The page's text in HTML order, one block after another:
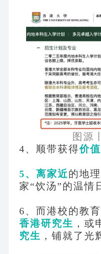
图源
4、顺带获得价
5、离家近的地
家“饮汤”的温情
6、而港校的教
香港研究生 ，或
究生 ，铺就了光